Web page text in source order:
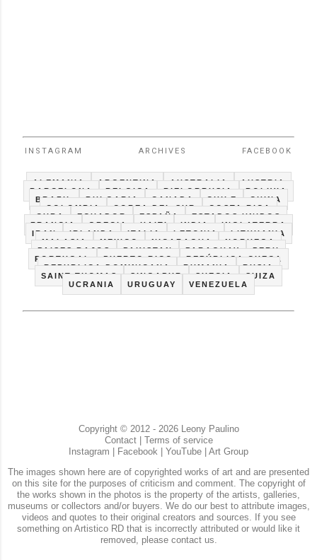
INSTAGRAM ARCHIVES FACEBOOK
ALEMANIA ARGENTINA AUSTRALIA
AUSTRIA
BARCELONA
BELGICA BIELORRUSIA
BOLIVIA
BRAZIL
BULGARIA CANADA CHILE
CHINA
COLOMBIA
COREA DEL SUR
COSTA RICA
CUBA
ECUADOR ESPAÑA
ESTADOS UNIDOS
FRANCIA
GRECIA HAITI INDIA
INGLATERRA
IRAN
IRLANDA ITALIA LETONIA
LITHUANIA
MALASIA
MEXICO NICARAGUA
NORUEGA
PAISES BAJOS
PAKISTAN PARAGUAY
PERU
PORTUGAL
PUERTO RICO
REPÚBLICA CHECA
REPUBLICA DOMINICANA
RUMANIA
RUSIA
SAINT THOMAS
SINGAPUR SUECIA
SUIZA
UCRANIA
URUGUAY VENEZUELA
Copyright © 2012 - 2026 Leony Paulino
Contact| Terms of service
Instagram
Facebook YouTube
Art Group
The images shown here are of copyrighted works of art and are presented
on this site for the purposes of criticism and comment. The copyright of
the works shown in the photos is the property of the artists, galleries,
museums or collectors and/or buyers. We do our best to attribute images,
videos and quotes to their original creators and sources. If you see
something on Artistico RD that is incorrectly attributed or would like it
removed, please contact us.